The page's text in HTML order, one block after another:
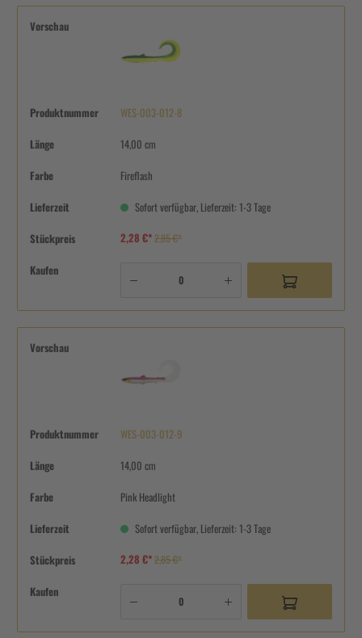
Vorschau
Produktnummer WES-003-012-8
Länge 14,00 cm
Farbe Fireflash
Lieferzeit Sofort verfügbar, Lieferzeit: 1-3 Tage
Stückpreis 2,28 €*2,85 €*
Kaufen
Vorschau
Produktnummer WES-003-012-9
Länge 14,00 cm
Farbe Pink Headlight
Lieferzeit Sofort verfügbar, Lieferzeit: 1-3 Tage
Stückpreis 2,28 €*2,85 €*
Kaufen